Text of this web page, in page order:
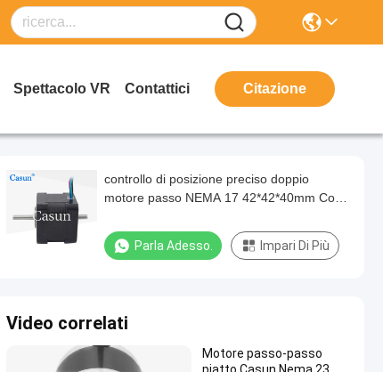
Spettacolo VR Contattici Citazione
controllo di posizione preciso doppio
motore passo NEMA 17 42*42*40mm Con
Parla Adesso. Impari Di Più
Video correlati
Motore passo-passo